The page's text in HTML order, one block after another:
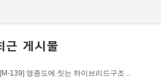
[M-139] 영종도에 짓는 하이브리드구조 ..